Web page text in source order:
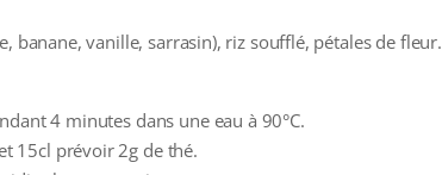
banane, vanille, sarrasin), riz soufflé, pétales de fleur.
4 minutes dans une eau à 90°C.
15cl prévoir 2g de thé.